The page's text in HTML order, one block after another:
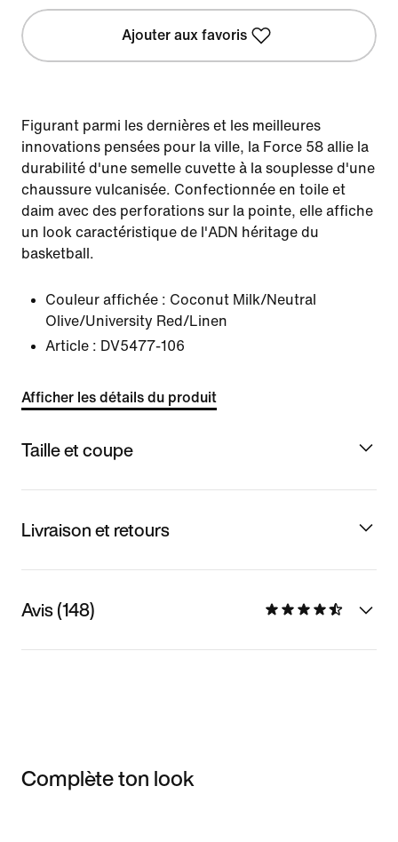
Ajouter aux favoris
Figurant parmi les dernières et les meilleures
innovations pensées pour la ville, la Force 58 allie la
durabilité d'une semelle cuvette à la souplesse d'une
chaussure vulcanisée. Confectionnée en toile et
daim avec des perforations sur la pointe, elle affiche
un look caractéristique de l'ADN héritage du
basketball.
Couleur affichée : Coconut Milk/Neutral
Olive/University Red/Linen
Article : DV5477-106
Afficher les détails du produit
Taille et coupe
Livraison et retours
Avis (148)
Complète ton look